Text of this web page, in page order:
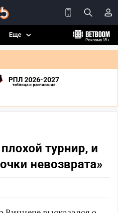
Еще
РПЛ 2026-2027
таблица и расписание
турнир, и
невозврата»